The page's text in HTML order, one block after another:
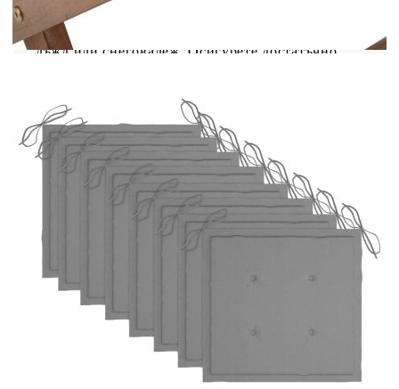
покривало. Избършете и изсушете излишната
вода или сняг от плоските повърхности след
дъжд или снеговалеж. Осигурете достатъчно
Цвят на възглавницата: Сив
Материал на стола: Акациево дърво масив
с маслено покритие
Материал на възглавницата: Текстил (100%
полиестер)
Размери на стола: 48,5 x 57 x 91 см (Ш x Д
Размери на възглавницата: 40 x 40 x 4 см
(Д х Ш x Деб)
Сгъваем стол
Разполага с 2 комплекта връзки за
фиксиране на възглавницата към седалката